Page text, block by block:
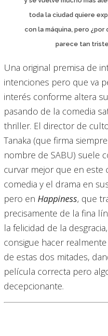
toda la ciudad quiere
con la máquina, pero ¿por
parece tan
Una original premisa de
intenciones pero que va
interés conforme altera
pasando de la comedia
thriller. El director de
Tanaka (que firma
nombre de SABU) suele
curvar mejor que en este
comedia y el drama en
pero en Happiness, que
precisamente de la fina
la felicidad de la
consigue hacer
de estas dos mitades,
película correcta pero
decepcionante.